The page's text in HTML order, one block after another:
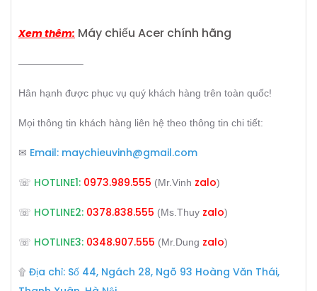
Xem thêm: Máy chiếu Acer chính hãng
——————–
Hân hạnh được phục vụ quý khách hàng trên toàn quốc!
Mọi thông tin khách hàng liên hệ theo thông tin chi tiết:
✉ Email: maychieuvinh@gmail.com
☏ HOTLINE1: 0973.989.555 (Mr.Vinh zalo)
☏ HOTLINE2: 0378.838.555 (Ms.Thuy zalo)
☏ HOTLINE3: 0348.907.555 (Mr.Dung zalo)
۩ Địa chỉ: Số 44, Ngách 28, Ngõ 93 Hoàng Văn Thái,